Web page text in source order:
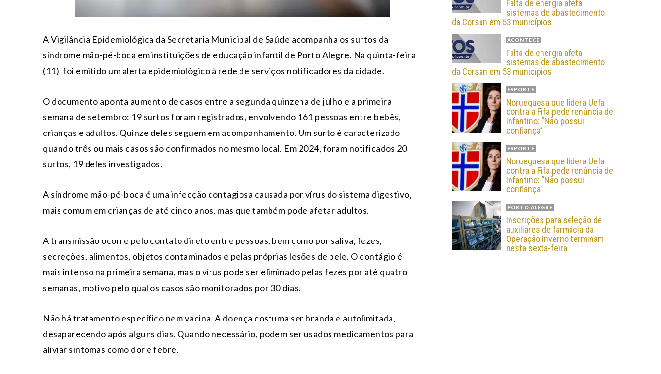
A Vigilância Epidemiológica da Secretaria Municipal de Saúde acompanha os surtos da
síndrome mão-pé-boca em instituições de educação infantil de Porto Alegre. Na quinta-feira
(11), foi emitido um alerta epidemiológico à rede de serviços notificadores da cidade.
O documento aponta aumento de casos entre a segunda quinzena de julho e a primeira
semana de setembro: 19 surtos foram registrados, envolvendo 161 pessoas entre bebês,
crianças e adultos. Quinze deles seguem em acompanhamento. Um surto é caracterizado
quando três ou mais casos são confirmados no mesmo local. Em 2024, foram notificados 20
surtos, 19 deles investigados.
A síndrome mão-pé-boca é uma infecção contagiosa causada por vírus do sistema digestivo,
mais comum em crianças de até cinco anos, mas que também pode afetar adultos.
A transmissão ocorre pelo contato direto entre pessoas, bem como por saliva, fezes,
secreções, alimentos, objetos contaminados e pelas próprias lesões de pele. O contágio é
mais intenso na primeira semana, mas o vírus pode ser eliminado pelas fezes por até quatro
semanas, motivo pelo qual os casos são monitorados por 30 dias.
Não há tratamento específico nem vacina. A doença costuma ser branda e autolimitada,
desaparecendo após alguns dias. Quando necessário, podem ser usados medicamentos para
aliviar sintomas como dor e febre.
Falta de energia afeta
sistemas de abastecimento
da Corsan em 53 municípios
ACONTECE
Falta de energia afeta
sistemas de abastecimento
da Corsan em 53 municípios
ESPORTE
Norueguesa que lidera Uefa
contra a Fifa pede renúncia de
Infantino: “Não possui
confiança”
ESPORTE
Norueguesa que lidera Uefa
contra a Fifa pede renúncia de
Infantino: “Não possui
confiança”
PORTO ALEGRE
Inscrições para seleção de
auxiliares de farmácia da
Operação Inverno terminam
nesta sexta-feira